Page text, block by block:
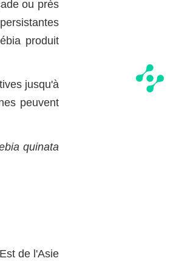
ou près
produit
jusqu'à
peuvent
quinata
de l'Asie